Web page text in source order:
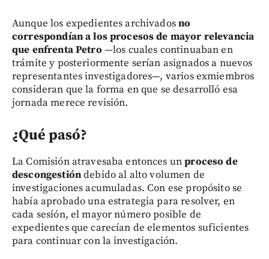
Aunque los expedientes archivadosno
correspondían a los procesos de mayor relevancia
que enfrenta Petro —los cuales continuaban en
trámite y posteriormente serían asignados a nuevos
representantes investigadores—, varios exmiembros
consideran que la forma en que se desarrolló esa
jornada merece revisión.
¿Qué pasó?
La Comisión atravesaba entonces unproceso de
descongestióndebido al alto volumen de
investigaciones acumuladas. Con ese propósito se
había aprobado una estrategia para resolver, en
cada sesión, el mayor número posible de
expedientes que carecían de elementos suficientes
para continuar con la investigación.